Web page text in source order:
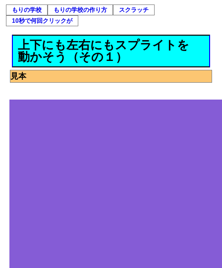
もりの学校 もりの学校の作り方
スクラッチ
10秒で何回クリックが
上下にも左右にもスプライトを
動かそう（その１）
見本